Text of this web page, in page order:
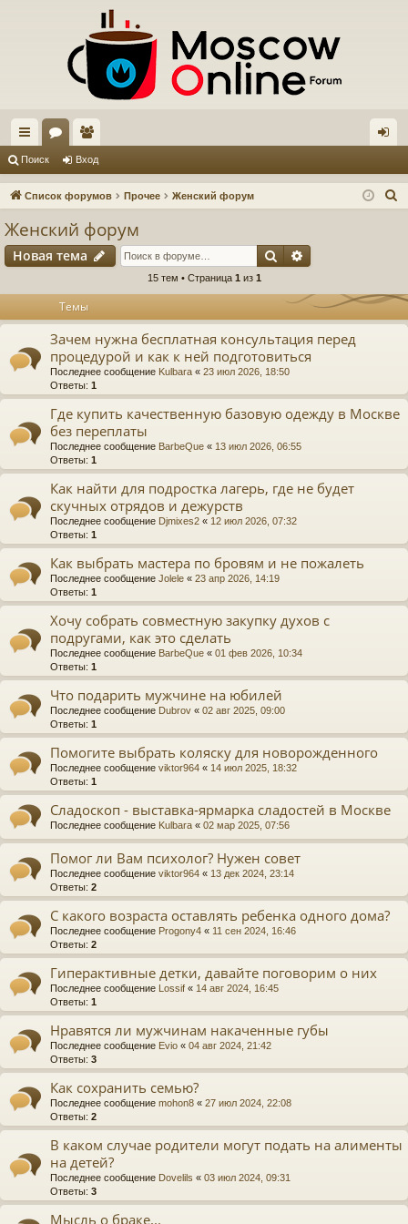
с
ы ум
ол
ьз
ат
ел
и
д
Поиск Вход
Список форумов Прочее Женский форум
Женский форум
Новая тема Поиск
15 тем • Страница 1 из 1
Темы
Зачем нужна бесплатная консультация перед
процедурой и как к ней подготовиться
Последнее сообщение Kulbara « 23 июл 2026, 18:50
Ответы: 1
Где купить качественную базовую одежду в Москве
без переплаты
Последнее сообщение BarbeQue « 13 июл 2026, 06:55
Ответы: 1
Как найти для подростка лагерь, где не будет
скучных отрядов и дежурств
Последнее сообщение Djmixes2 « 12 июл 2026, 07:32
Ответы: 1
Как выбрать мастера по бровям и не пожалеть
Последнее сообщение Jolele « 23 апр 2026, 14:19
Ответы: 1
Хочу собрать совместную закупку духов с
подругами, как это сделать
Последнее сообщение BarbeQue « 01 фев 2026, 10:34
Ответы: 1
Что подарить мужчине на юбилей
Последнее сообщение Dubrov « 02 авг 2025, 09:00
Ответы: 1
Помогите выбрать коляску для новорожденного
Последнее сообщение viktor964 « 14 июл 2025, 18:32
Ответы: 1
Сладоскоп - выставка-ярмарка сладостей в Москве
Последнее сообщение Kulbara « 02 мар 2025, 07:56
Помог ли Вам психолог? Нужен совет
Последнее сообщение viktor964 « 13 дек 2024, 23:14
Ответы: 2
С какого возраста оставлять ребенка одного дома?
Последнее сообщение Progony4 « 11 сен 2024, 16:46
Ответы: 2
Гиперактивные детки, давайте поговорим о них
Последнее сообщение Lossif « 14 авг 2024, 16:45
Ответы: 1
Нравятся ли мужчинам накаченные губы
Последнее сообщение Evio « 04 авг 2024, 21:42
Ответы: 3
Как сохранить семью?
Последнее сообщение mohon8 « 27 июл 2024, 22:08
Ответы: 2
В каком случае родители могут подать на алименты
на детей?
Последнее сообщение Dovelils « 03 июл 2024, 09:31
Ответы: 3
Мысль о браке...